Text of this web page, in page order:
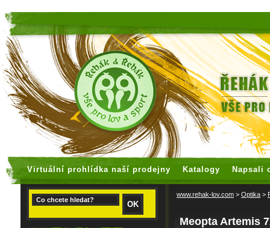
Virtuální prohlídka naší prodejny Katalogy Napsali
www.rehak-lov.com > Optika >
Meopta Artemis